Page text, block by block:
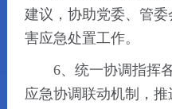
建议，协助党委、管
害应急处置工作。
6、统一协调指挥
应急协调联动机制，